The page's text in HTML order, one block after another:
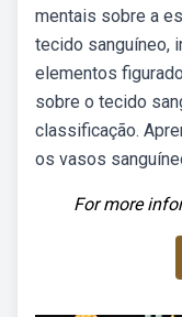
mentais sobre a
tecido sanguíneo,
elementos
sobre o tecido
classificação.
os vasos
For more